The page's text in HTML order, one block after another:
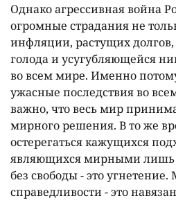
Однако агрессивная война
огромные страдания не
инфляции, растущих
голода и усугубляющейся
во всем мире. Именно
ужасные последствия во
важно, что весь мир
мирного решения. В то же
остерегаться кажущихся
являющихся мирными лишь
без свободы - это угнетение.
справедливости - это